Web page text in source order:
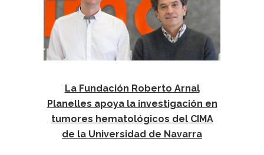
La Fundación Roberto Arnal
Planelles apoya la investigación en
tumores hematológicos del CIMA
de la Universidad de Navarra